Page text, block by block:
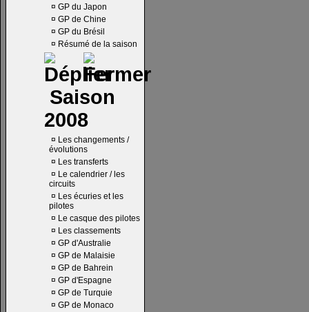
¤ GP du Japon
¤ GP de Chine
¤ GP du Brésil
¤ Résumé de la saison
Saison
2008
¤ Les changements /
évolutions
¤ Les transferts
¤ Le calendrier / les
circuits
¤ Les écuries et les
pilotes
¤ Le casque des pilotes
¤ Les classements
¤ GP d'Australie
¤ GP de Malaisie
¤ GP de Bahrein
¤ GP d'Espagne
¤ GP de Turquie
¤ GP de Monaco